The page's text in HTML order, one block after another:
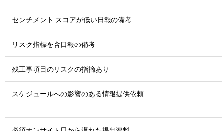
センチメント スコアが低い日報の備考
リスク指標を含日報の備考
残工事項目のリスクの指摘あり
スケジュールへの影響のある情報提供依頼